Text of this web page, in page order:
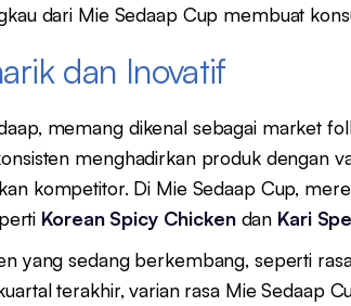
dari Mie Sedaap Cup membuat
dan Inovatif
memang dikenal sebagai market
menghadirkan produk dengan
kompetitor. Di Mie Sedaap Cup,
Korean Spicy Chickendan Kari
yang sedang berkembang, seperti
terakhir, varian rasa Mie Sedaap